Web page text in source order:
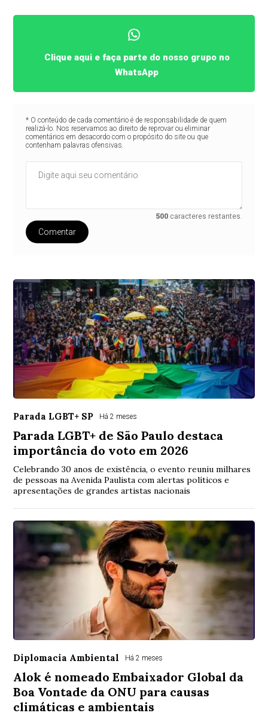
Clique aqui e faça parte do nosso grupo no
WhatsApp
* O conteúdo de cada comentário é de responsabilidade de quem
realizá-lo. Nos reservamos ao direito de reprovar ou eliminar
comentários em desacordo com o propósito do site ou que
contenham palavras ofensivas.
500 caracteres restantes.
Comentar
Parada LGBT+ SP Há 2 meses
Parada LGBT+ de São Paulo destaca
importância do voto em 2026
Celebrando 30 anos de existência, o evento reuniu milhares
de pessoas na Avenida Paulista com alertas políticos e
apresentações de grandes artistas nacionais
Diplomacia Ambiental Há 2 meses
Alok é nomeado Embaixador Global da
Boa Vontade da ONU para causas
climáticas e ambientais